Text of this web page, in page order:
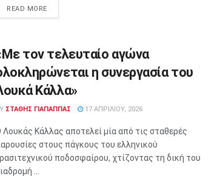
READ MORE
τον τελευταίο αγώνα
η συνεργασία του
Κάλλα»
ΣΤΑΘΗΣ ΓΊΑΠΑΠΠΑΣ 17 ΑΠΡΙΛΊΟΥ, 2026
Λουκάς Κάλλας αποτελεί μία από τις σταθερές
στους πάγκους του ελληνικού
ποδοσφαίρου, χτίζοντας τη δική του
...